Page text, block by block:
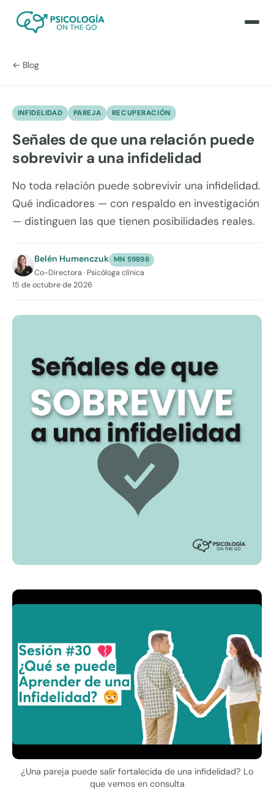
← Blog
INFIDELIDAD PAREJA RECUPERACIÓN
Señales de que una relación puede
sobrevivir a una infidelidad
No toda relación puede sobrevivir una infidelidad.
Qué indicadores — con respaldo en investigación
— distinguen las que tienen posibilidades reales.
Belén Humenczuk MN 59898 ·
Co-Directora · Psicóloga clínica
15 de octubre de 2026
¿Una pareja puede salir fortalecida de una infidelidad? Lo
que vemos en consulta